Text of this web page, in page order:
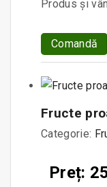
Produs și
Comandă
Fructe
Categorie:
Preț: